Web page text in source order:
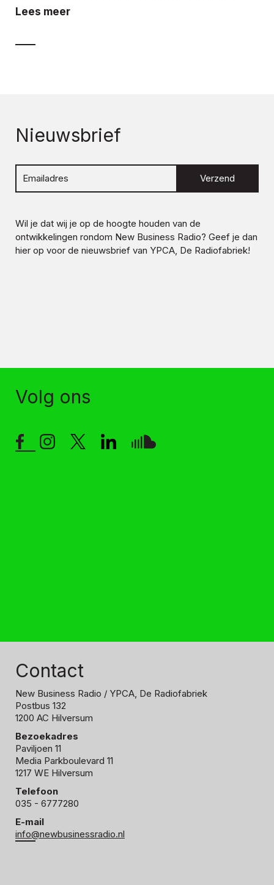
Lees meer
Nieuwsbrief
Verzend
Wil je dat wij je op de hoogte houden van de
ontwikkelingen rondom New Business Radio? Geef je dan
hier op voor de nieuwsbrief van YPCA, De Radiofabriek!
Volg ons
Contact
New Business Radio / YPCA, De Radiofabriek
Postbus 132
1200 AC Hilversum
Bezoekadres
Paviljoen 11
Media Parkboulevard 11
1217 WE Hilversum
Telefoon
035 - 6777280
E-mail
info@newbusinessradio.nl